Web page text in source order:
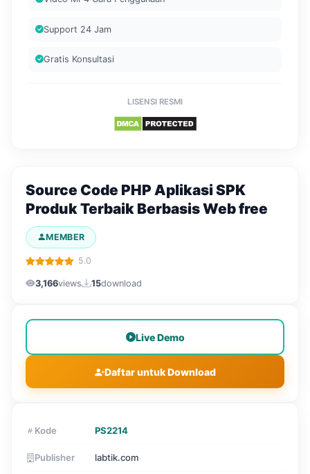
Support 24 Jam
Gratis Konsultasi
LISENSI RESMI
Source Code PHP Aplikasi SPK
Produk Terbaik Berbasis Web free
MEMBER
5.0
3,166views 15download
Live Demo
Daftar untuk Download
Kode PS2214
Publisher labtik.com